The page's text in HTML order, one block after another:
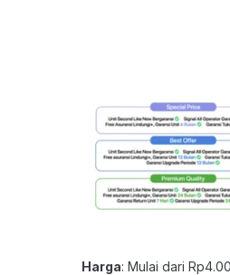
Harga: Mulai dari